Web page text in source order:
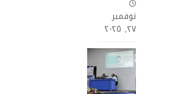
نوفمبر
٢٧, ٢٠٢٥